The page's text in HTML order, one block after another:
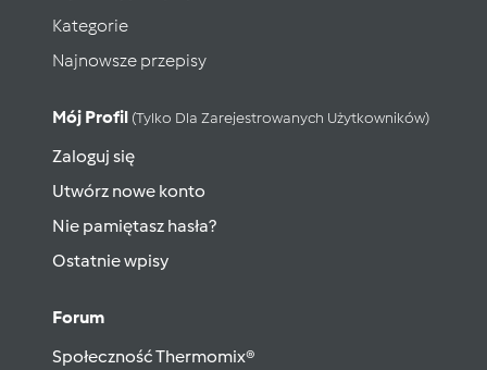
Kategorie
Najnowsze przepisy
Mój Profil (tylko Dla Zarejestrowanych Użytkowników)
Zaloguj się
Utwórz nowe konto
Nie pamiętasz hasła?
Ostatnie wpisy
Forum
Społeczność Thermomix®